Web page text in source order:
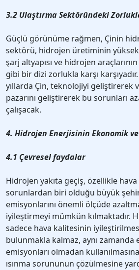
3.2 Ulaştırma Sektöründeki
Güçlü görünüme rağmen, Çinin
sektörü, hidrojen üretiminin
şarj altyapısı ve hidrojen
gibi bir dizi zorlukla karşı
yıllarda Çin, teknolojiyi geliştirerek
pazarını geliştirerek bu sorunları
çalışacak.
4. Hidrojen Enerjisinin Ekonomik
4.1 Çevresel faydalar
Hidrojen yakıta geçiş, özellikle
sorunlardan biri olduğu büyük
emisyonlarını önemli ölçüde
iyileştirmeyi mümkün kılmaktadır.
sadece hava kalitesinin
bulunmakla kalmaz, aynı zamanda
emisyonları olmadan
ısınma sorununun çözülmesine